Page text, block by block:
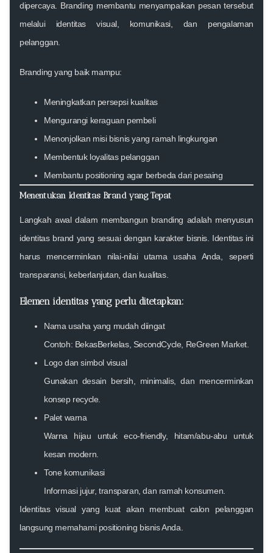
dipercaya. Branding membantu menyampaikan pesan tersebut
melalui identitas visual, komunikasi, dan pengalaman
pelanggan.
Branding yang baik mampu:
Meningkatkan persepsi kualitas
Mengurangi keraguan pembeli
Menonjolkan misi bisnis yang ramah lingkungan
Membentuk loyalitas pelanggan
Membantu positioning agar berbeda dari pesaing
Menentukan Identitas Brand yang Tepat
Langkah awal dalam membangun branding adalah menyusun
identitas brand yang sesuai dengan karakter bisnis. Identitas ini
harus mencerminkan nilai-nilai utama usaha Anda, seperti
transparansi, keberlanjutan, dan kualitas.
Elemen identitas yang perlu ditetapkan:
Nama usaha yang mudah diingat
Contoh: BekasBerkelas, SecondCycle, ReGreen Market.
Logo dan simbol visual
Gunakan desain bersih, minimalis, dan mencerminkan
konsep recycle.
Palet warna
Warna hijau untuk eco-friendly, hitam/abu-abu untuk
kesan modern.
Tone komunikasi
Informasi jujur, transparan, dan ramah konsumen.
Identitas visual yang kuat akan membuat calon pelanggan
langsung memahami positioning bisnis Anda.